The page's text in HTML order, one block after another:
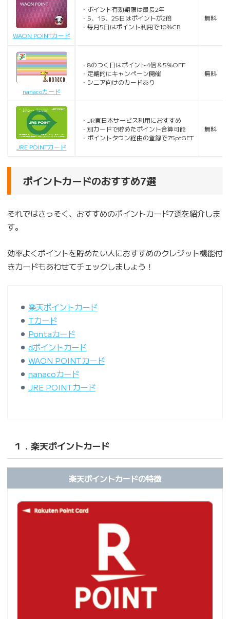
WAON POINTカード
・ポイント有効期限は最長2年
・5、15、25日はポイントが2倍
・毎月5日はポイント利用で10％CB
無料
nanacoカード
・8のつく日はポイント4倍＆5％OFF
・定期的にキャンペーン開催
・シニア向けのカードあり
無料
JRE POINTカード
・JR東日本サービス利用におすすめ
・別カードで貯めたポイント合算可能
・ポイントタウン経由の登録で75ptGET
無料
ポイントカードのおすすめ7選
それではさっそく、おすすめのポイントカード7選を紹介しま
す。
効率よくポイントを貯めたい人におすすめのクレジット機能付
きカードもあわせてチェックしましょう！
楽天ポイントカード
Tカード
Pontaカード
dポイントカード
WAON POINTカード
nanacoカード
JRE POINTカード
１．楽天ポイントカード
楽天ポイントカードの特徴